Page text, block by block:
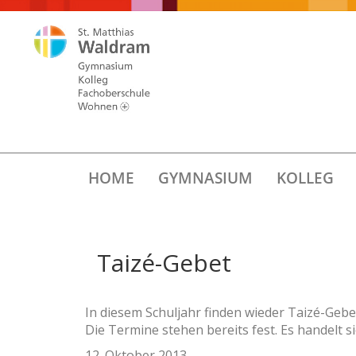
HOME GYMNASIUM KOLLEG
Taizé-Gebet
In diesem Schuljahr finden wieder Taizé-
Die Termine stehen bereits fest. Es handelt